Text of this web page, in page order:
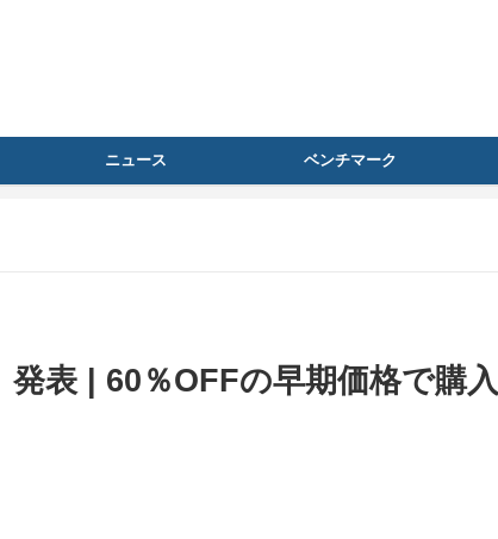
ニュース ベンチマーク
表 | 60％OFFの早期価格で購入